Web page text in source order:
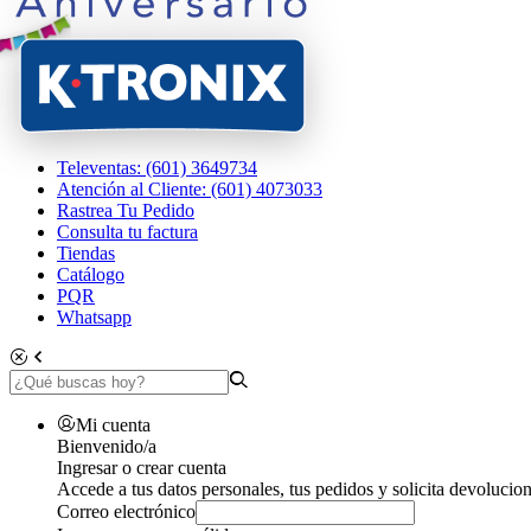
Televentas: (601) 3649734
Atención al Cliente: (601) 4073033
Rastrea Tu Pedido
Consulta tu factura
Tiendas
Catálogo
PQR
Whatsapp
Mi cuenta
Bienvenido/a
Ingresar o crear cuenta
Accede a tus datos personales, tus pedidos y solicita
Correo electrónico